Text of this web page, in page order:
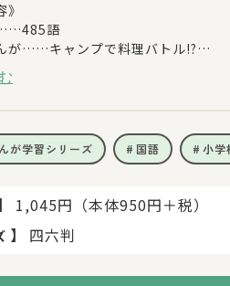
》
語
が……キャンプで料理バトル!?
お買い物は楽しいニャー！」「ザ
が学習シリーズ 国語 小学
1,045円（本体950円＋税）
】 四六判